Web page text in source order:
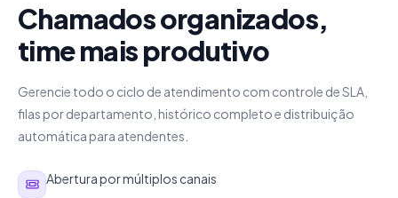
Chamados organizados,
time mais produtivo
Gerencie todo o ciclo de atendimento com controle de SLA,
filas por departamento, histórico completo e distribuição
automática para atendentes.
Abertura por múltiplos canais